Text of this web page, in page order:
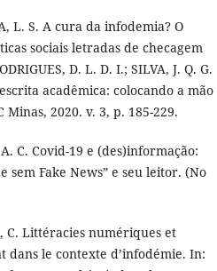
L. S. A cura da infodemia? O
sociais letradas de checagem
D. L. D. I.; SILVA, J. Q. G.
acadêmica: colocando a mão
2020. v. 3, p. 185-229.
A. C. Covid-19 e (des)informação:
sem Fake News” e seu leitor. (No
C. Littéracies numériques et
dans le contexte d’infodémie. In: